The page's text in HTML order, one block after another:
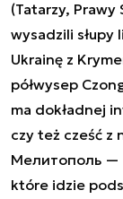
(Tatarzy,
wysadzili słupy
Ukrainę z
półwysep
ma dokładnej
czy też cześć z
Мелитополь —
które idzie